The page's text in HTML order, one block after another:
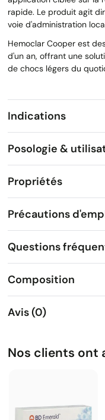
rapide. Le produit agit
voie d'administration
Hemoclar Cooper est
d'un an, offrant une
de chocs légers du
Indications
Posologie &
Propriétés
Précautions
Questions
Composition
Avis (0)
Nos clients ont